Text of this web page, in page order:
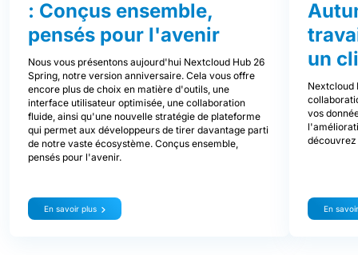
: Conçus ensemble,
pensés pour l'avenir
Nous vous présentons aujourd'hui Nextcloud Hub 26
Spring, notre version anniversaire. Cela vous offre
encore plus de choix en matière d'outils, une
interface utilisateur optimisée, une collaboration
fluide, ainsi qu'une nouvelle stratégie de plateforme
qui permet aux développeurs de tirer davantage parti
de notre vaste écosystème. Conçus ensemble,
pensés pour l'avenir.
En savoir plus
un
Nextcloud
vos
découvrez
En